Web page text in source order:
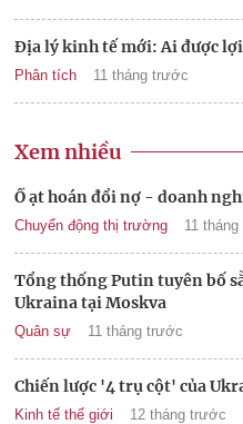
Địa lý kinh tế mới: Ai được
Phân tích 11 tháng trước
Xem nhiều
Ồ ạt hoán đổi nợ - doanh
Chuyển động thị trường 11
Tổng thống Putin tuyên bố
Ukraina tại Moskva
Quân sự 11 tháng trước
Chiến lược '4 trụ cột' của
Kinh tế thế giới 12 tháng trước